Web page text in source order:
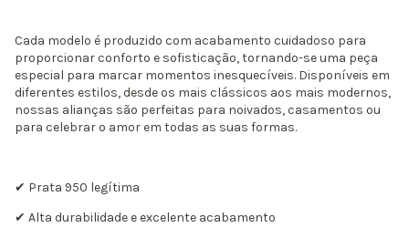
Cada modelo é produzido com acabamento cuidadoso para
proporcionar conforto e sofisticação, tornando-se uma peça
especial para marcar momentos inesquecíveis. Disponíveis em
diferentes estilos, desde os mais clássicos aos mais modernos,
nossas alianças são perfeitas para noivados, casamentos ou
para celebrar o amor em todas as suas formas.
✔ Prata 950 legítima
✔ Alta durabilidade e excelente acabamento